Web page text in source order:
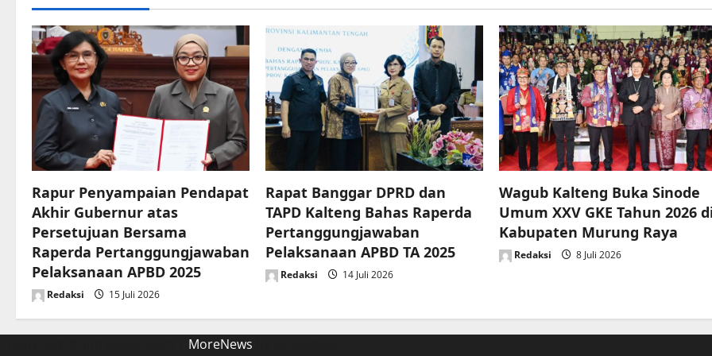
n
a
v
i
g
a
t
i
o
n
Rapur Penyampaian Pendapat
Akhir Gubernur atas
Persetujuan Bersama
Raperda Pertanggungjawaban
Pelaksanaan APBD 2025
Redaksi 15 Juli 2026
Rapat Banggar DPRD dan
TAPD Kalteng Bahas Raperda
Pertanggungjawaban
Pelaksanaan APBD TA 2025
Redaksi 14 Juli 2026
Wagub Kalteng Buka Sinode
Umum XXV GKE Tahun 2026
Kabupaten Murung Raya
Redaksi 8 Juli 2026
MoreNews